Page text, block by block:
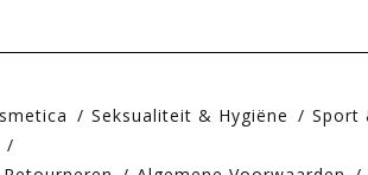
Seksualiteit & Hygiëne Sport